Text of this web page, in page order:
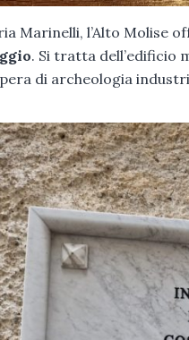
Marinelli, l’Alto Molise
. Si tratta dell’edificio
di archeologia